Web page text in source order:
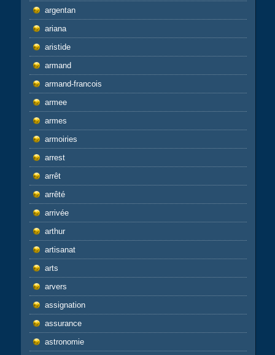
argentan
ariana
aristide
armand
armand-francois
armee
armes
armoiries
arrest
arrêt
arrêté
arrivée
arthur
artisanat
arts
arvers
assignation
assurance
astronomie